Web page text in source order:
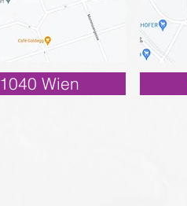
1040 Wien